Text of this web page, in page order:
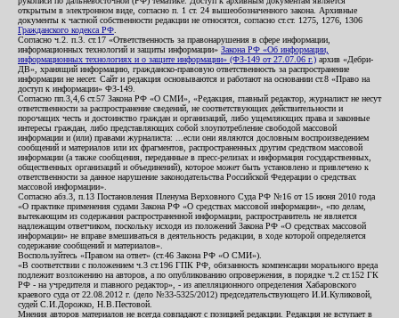
открытым в электронном виде, согласно п. 1 ст. 24 вышеобозначенного закона. Архивные
документы к частной собственности редакции не относятся, согласно ст.ст. 1275, 1276, 1306
Гражданского кодекса РФ
Согласно ч.2. п.3. ст.17 «Ответственность за правонарушения в сфере информации,
информационных технологий и защиты информации» Закона РФ «Об информации,
информационных технологиях и о защите информации» (ФЗ-149 от 27.07.06 г.) архив «Дебри-
ДВ», хранящий информацию, гражданско-правовую ответственность за распространение
информации не несет. Сайт и редакция основываются и работают на основании ст.8 «Право на
доступ к информации» ФЗ-149.
Согласно пп.3,4,6 ст.57 Закона РФ «О СМИ», «Редакция, главный редактор, журналист не несут
ответственности за распространение сведений, не соответствующих действительности и
порочащих честь и достоинство граждан и организаций, либо ущемляющих права и законные
интересы граждан, либо представляющих собой злоупотребление свободой массовой
информации и (или) правами журналиста: ...если они являются дословным воспроизведением
сообщений и материалов или их фрагментов, распространенных другим средством массовой
информации (а также сообщения, переданные в пресс-релизах и информация государственных,
общественных организаций и объединений), которое может быть установлено и привлечено к
ответственности за данное нарушение законодательства Российской Федерации о средствах
массовой информации».
Согласно абз.3, п.13 Постановления Пленума Верховного Суда РФ №16 от 15 июня 2010 года
«О практике применения судами Закона РФ «О средствах массовой информации», «по делам,
вытекающим из содержания распространенной информации, распространитель не является
надлежащим ответчиком, поскольку исходя из положений Закона РФ «О средствах массовой
информации» не вправе вмешиваться в деятельность редакции, в ходе которой определяется
содержание сообщений и материалов».
Воспользуйтесь «Правом на ответ» (ст.46 Закона РФ «О СМИ»).
«В соответствии с положением ч.3 ст.196 ГПК РФ, обязанность компенсации морального вреда
подлежит возложению на авторов, а по опубликованию опровержения, в порядке ч.2 ст.152 ГК
РФ - на учредителя и главного редактор», - из апелляционного определения Хабаровского
краевого суда от 22.08.2012 г. (дело №33-5325/2012) председательствующего И.И.Куликовой,
судей С.И.Дорожко, Н.В.Пестовой.
Мнения авторов материалов не всегда совпадают с позицией редакции. Редакция не вступает в